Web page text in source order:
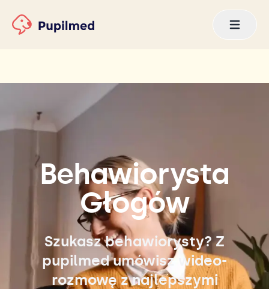
Behawiorysta
Głogów
Szukasz behawiorysty? Z
pupilmed umówisz wideo-
rozmowę z najlepszymi